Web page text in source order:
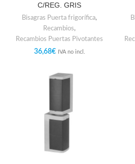
C/REG. GRIS
Bisagras Puerta frigorífica,
Recambios,
Recambios Puertas Pivotantes
36,68€ IVA no incl.